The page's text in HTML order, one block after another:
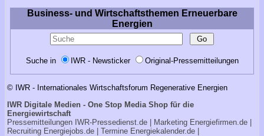
Business- und Wirtschaftsthemen Erneuerbare
Energien
Suche in IWR - Newsticker Original-Pressemitteilungen
© IWR - Internationales Wirtschaftsforum Regenerative Energien
IWR Digitale Medien - One Stop Media Shop für die
Energiewirtschaft
Pressemitteilungen IWR-Pressedienst.de | Marketing Energiefirmen.de |
Recruiting Energiejobs.de | Termine Energiekalender.de |